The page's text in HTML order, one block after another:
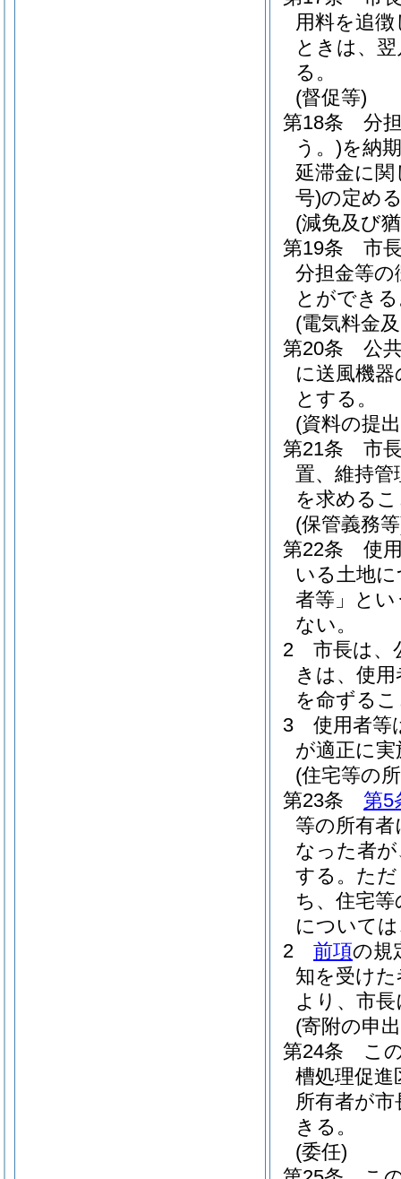
用料を追
ときは、
る。
(督促等)
第18条
分
う。)を納
延滞金に
号)の定め
(減免及び
第19条
市
分担金等
とができ
(電気料金
第20条
公
に送風機
とする。
(資料の提
第21条
市
置、維持
を求める
(保管義務
第22条
使
いる土地
者等」とい
ない。
2
市長は、
きは、使
を命ずる
3
使用者等
が適正に
(住宅等の
第23条
第5
等の所有
なった者
する。 た
ち、住宅
について
2
前項の規
知を受け
より、市
(寄附の申
第24条
こ
槽処理促
所有者が
きる。
(委任)